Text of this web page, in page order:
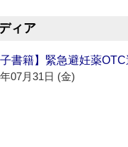
ィア
子書籍】緊急避妊薬
07月31日 (金)